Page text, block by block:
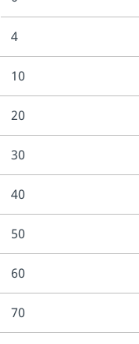
4
10
20
30
40
50
60
70